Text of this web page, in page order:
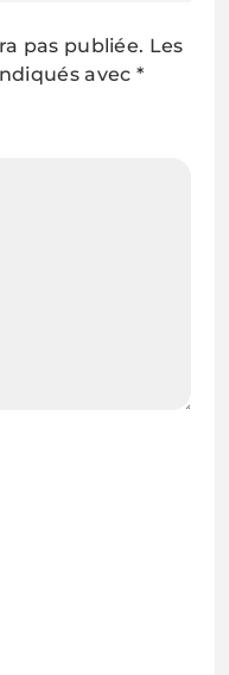
pas publiée. Les
avec *